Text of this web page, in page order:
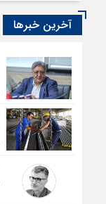
آخرین خبرها